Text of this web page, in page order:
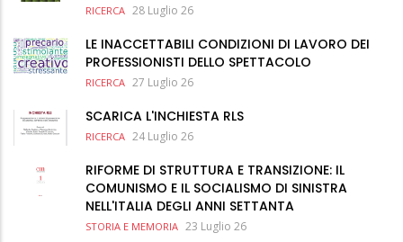
RICERCA 28 Luglio 26
LE INACCETTABILI CONDIZIONI DI LAVORO DEI
PROFESSIONISTI DELLO SPETTACOLO
RICERCA 27 Luglio 26
SCARICA L'INCHIESTA RLS
RICERCA 24 Luglio 26
RIFORME DI STRUTTURA E TRANSIZIONE: IL
COMUNISMO E IL SOCIALISMO DI SINISTRA
NELL'ITALIA DEGLI ANNI SETTANTA
STORIA E MEMORIA 23 Luglio 26